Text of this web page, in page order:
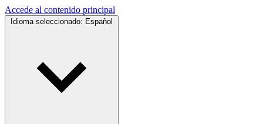
Accede al contenido principal
Idioma seleccionado: Español